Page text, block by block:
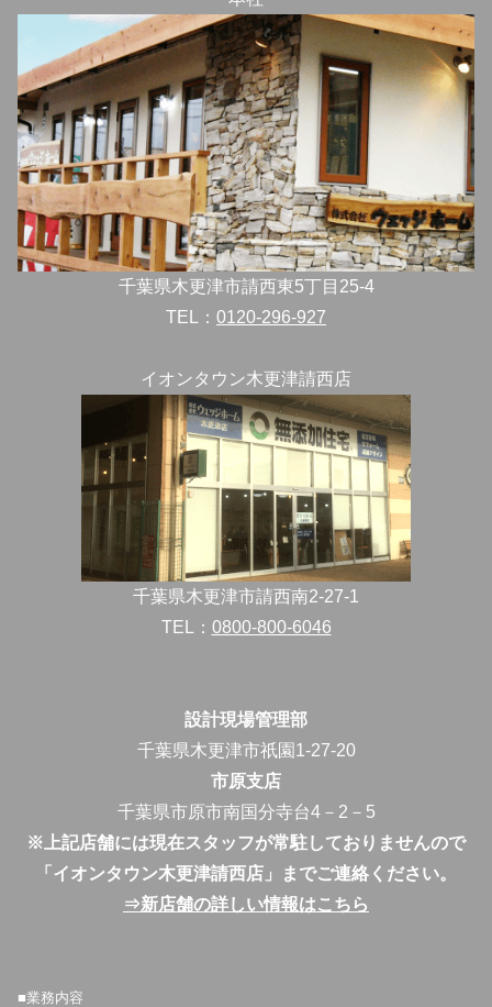
千葉県木更津市請西東5丁目25-4
TEL： 0120-296-927
イオンタウン木更津請西店
千葉県木更津市請西南2-27-1
TEL： 0800-800-6046
設計現場管理部
千葉県木更津市祇園1-27-20
市原支店
千葉県市原市南国分寺台4－2－5
※上記店舗には現在スタッフが常駐しておりませんので
「イオンタウン木更津請西店」までご連絡ください。
⇒新店舗の詳しい情報はこちら
■業務内容